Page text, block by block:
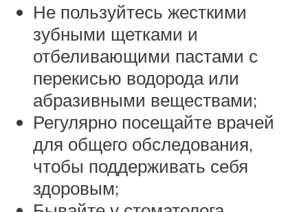
Не пользуйтесь жесткими
зубными щетками и
отбеливающими пастами с
перекисью водорода или
абразивными веществами;
Регулярно посещайте врачей
для общего обследования,
чтобы поддерживать себя
здоровым;